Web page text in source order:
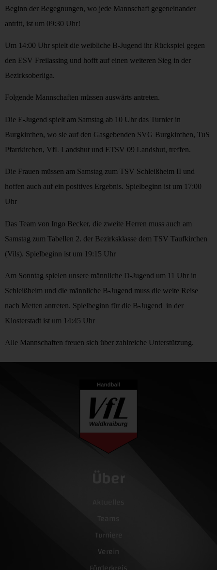
Beginn der Begegnungen, wo jede Mannschaft gegeneinander
antritt, ist um 09:30 Uhr!
Um 14:00 Uhr spielt die weibliche B-Jugend ihr Rückspiel gegen
den ESV Freilassing und hofft auf einen weiteren Sieg in der
Bezirksoberliga.
Folgende Mannschaften müssen auswärts antreten.
Die E-Jugend spielt am Samstag ab 10 Uhr das Turnier in
Burgkirchen, wo sie auf den Gasgebenden SVG Burgkirchen, TuS
Pfarrkirchen, VfL Landshut und ETSV 09 Landshut, treffen.
Die Frauen müssen am Samstag zum TSV Schleißheim II und
hoffen auch auf ein positives Ergebnis. Spielbeginn ist um 17:00
Uhr
Das Team von Ingo Becker, die zweite Herren muss auch am
Samstag zum Tabellen 2. der Bezirksklasse dem TSV Taufkirchen
(Vils). Spielbeginn ist um 19:15 Uhr
Am Sonntag spielen unsere männliche D-Jugend um 11 Uhr in
Schleißheim und die männliche B-Jugend muss die weite Reise
nach Metten antreten. Spielbeginn für die B-Jugend in der
Klosterstadt ist um 14:45 Uhr
Alle Mannschaften freuen sich über zahlreiche Unterstützung.
Über
Turniere
Verein